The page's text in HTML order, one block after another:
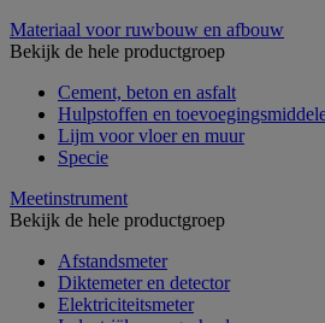
Materiaal voor ruwbouw en afbouw
Bekijk de hele productgroep
Cement, beton en asfalt
Hulpstoffen en
Lijm voor vloer en muur
Specie
Meetinstrument
Bekijk de hele productgroep
Afstandsmeter
Diktemeter en detector
Elektriciteitsmeter